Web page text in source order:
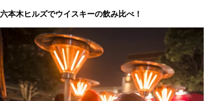
六本木ヒルズでウイスキーの飲み比べ！